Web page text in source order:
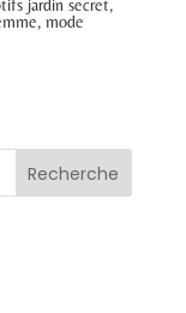
jardin secret,
mode
Recherche